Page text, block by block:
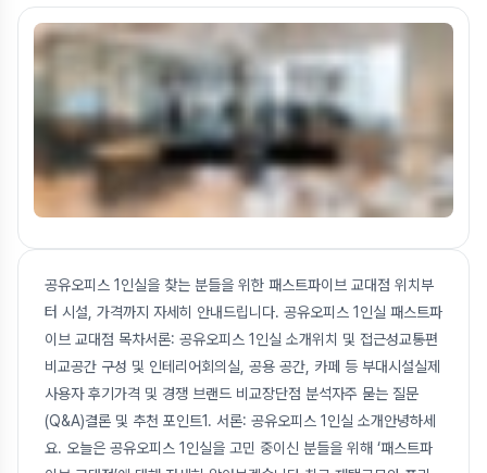
공유오피스 1인실을 찾는 분들을 위한 패스트파이브 교대점 위치부
터 시설, 가격까지 자세히 안내드립니다. 공유오피스 1인실 패스트파
이브 교대점 목차서론: 공유오피스 1인실 소개위치 및 접근성교통편
비교공간 구성 및 인테리어회의실, 공용 공간, 카페 등 부대시설실제
사용자 후기가격 및 경쟁 브랜드 비교장단점 분석자주 묻는 질문
(Q&A)결론 및 추천 포인트1. 서론: 공유오피스 1인실 소개안녕하세
요. 오늘은 공유오피스 1인실을 고민 중이신 분들을 위해 ‘패스트파